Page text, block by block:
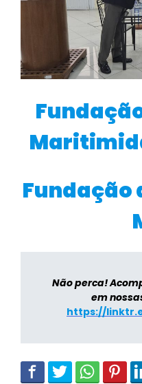
Fundação
Não perca!
em
https://